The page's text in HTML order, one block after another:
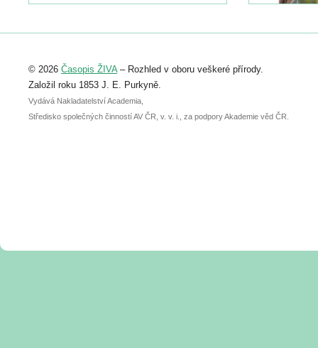
Registrovat se můžete do 6. září.
abstraktu přihlášené přednášky nebo
posteru je už 30. června.
© 2026 Časopis ŽIVA– Rozhled v oboru veškeré přírody.
Založil roku 1853 J. E. Purkyně.
Vydává Nakladatelství Academia,
Středisko společných činností AV ČR, v. v. i., za podpory Akademie věd ČR.